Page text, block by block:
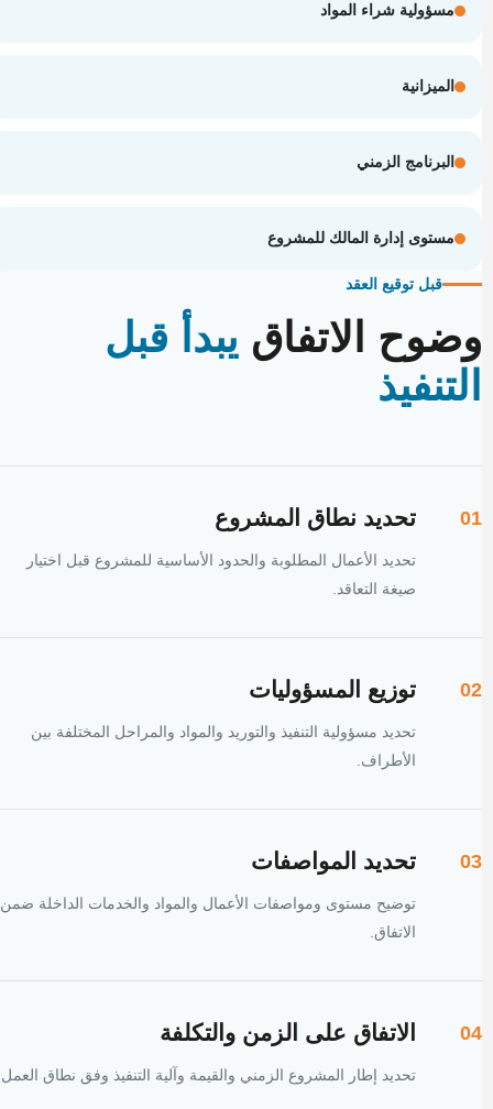
مسؤولية شراء المواد
الميزانية
البرنامج الزمني
مستوى إدارة المالك للمشروع
قبل توقيع العقد
وضوح الاتفاق يبدأ قبل
التنفيذ
01 تحديد نطاق المشروع
تحديد الأعمال المطلوبة والحدود الأساسية للمشروع قبل اختيار
صيغة التعاقد.
02 توزيع المسؤوليات
تحديد مسؤولية التنفيذ والتوريد والمواد والمراحل المختلفة بين
الأطراف.
03 تحديد المواصفات
توضيح مستوى ومواصفات الأعمال والمواد والخدمات الداخلة ضمن
الاتفاق.
04 الاتفاق على الزمن والتكلفة
تحديد إطار المشروع الزمني والقيمة وآلية التنفيذ وفق نطاق العمل.